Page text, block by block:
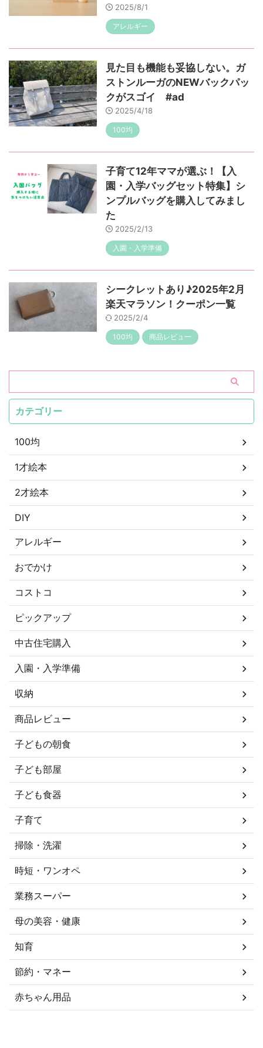
2025/8/1
アレルギー
見た目も機能も妥協しない。ガ
ストンルーガのNEWバックパッ
クがスゴイ #ad
2025/4/18
100均
子育て12年ママが選ぶ！【入
園・入学バッグセット特集】シ
ンプルバッグを購入してみまし
た
2025/2/13
入園・入学準備
シークレットあり♪2025年2月
楽天マラソン！クーポン一覧
2025/2/4
100均 商品レビュー
カテゴリー
100均
1才絵本
2才絵本
DIY
アレルギー
おでかけ
コストコ
ピックアップ
中古住宅購入
入園・入学準備
収納
商品レビュー
子どもの朝食
子ども部屋
子ども食器
子育て
掃除・洗濯
時短・ワンオペ
業務スーパー
母の美容・健康
知育
節約・マネー
赤ちゃん用品